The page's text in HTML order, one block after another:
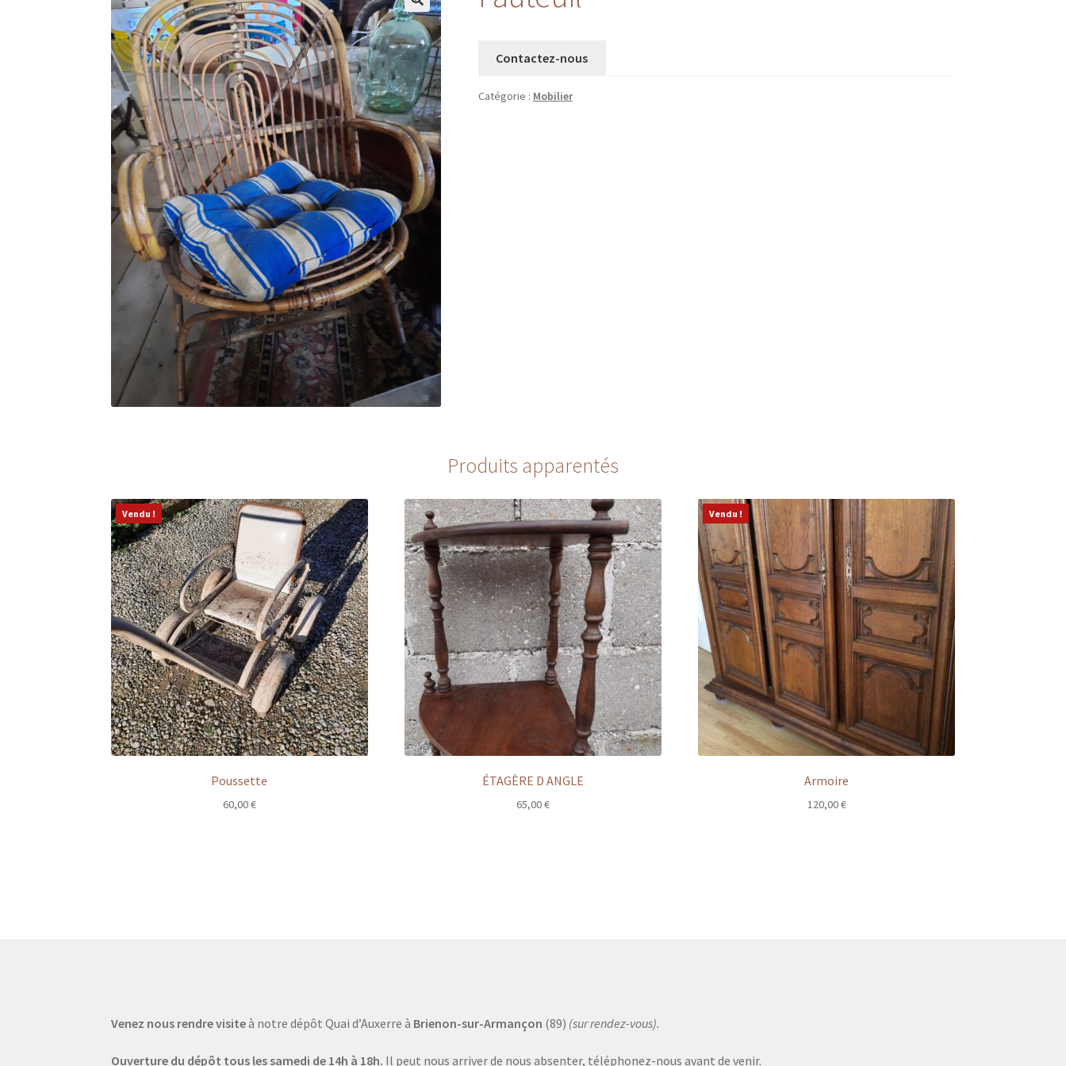
Contactez-nous
Catégorie : Mobilier
Produits apparentés
Vendu !
Poussette
60,00€
ÉTAGÈRE D ANGLE
65,00€
Vendu !
Armoire
120,00€
Venez nous rendre visiteà notre dépôt Quai d’Auxerre à Brienon-sur-Armançon (89) (sur rendez-vous).
Ouverture du dépôt tous les samedi de 14h à 18h. Il peut nous arriver de nous absenter, téléphonez-nous avant de venir.